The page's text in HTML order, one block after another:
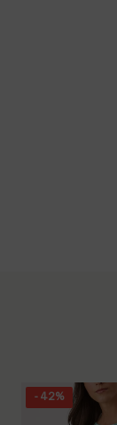
- 42%